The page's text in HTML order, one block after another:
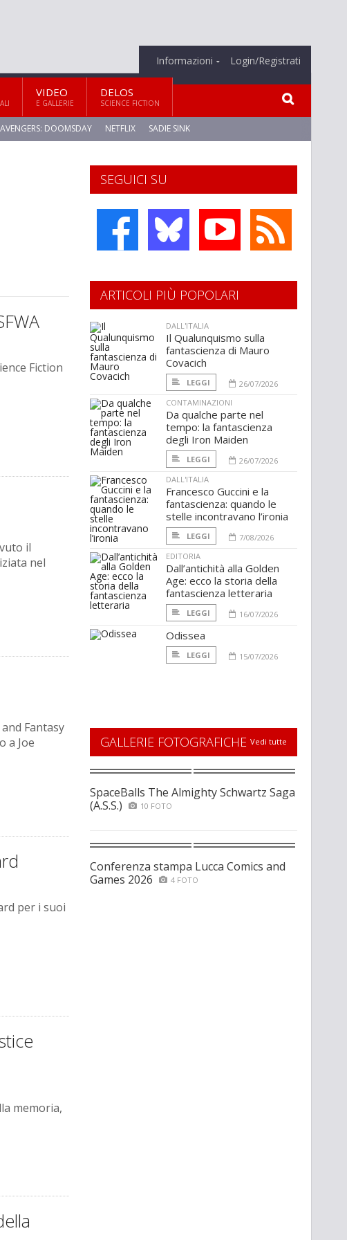
Informazioni Login/Registrati
VIDEO
E GALLERIE
DELOS
SCIENCE FICTION
AVENGERS: DOOMSDAY NETFLIX SADIE SINK
Fiction
il
nel
Fantasy
a Joe
per i suoi
memoria,
SEGUICI SU
ARTICOLI PIÙ POPOLARI
DALL'ITALIA
Il Qualunquismo sulla
fantascienza di Mauro
Covacich
LEGGI
26/07/2026
CONTAMINAZIONI
Da qualche parte nel
tempo: la fantascienza
degli Iron Maiden
LEGGI
26/07/2026
DALL'ITALIA
Francesco Guccini e la
fantascienza: quando le
stelle incontravano l’ironia
LEGGI
7/08/2026
EDITORIA
Dall’antichità alla Golden
Age: ecco la storia della
fantascienza letteraria
LEGGI 16/07/2026
Odissea
LEGGI 15/07/2026
GALLERIE FOTOGRAFICHE Vedi tutte
SpaceBalls The Almighty Schwartz Saga
(A.S.S.)
10 FOTO
Conferenza stampa Lucca Comics and
Games 2026
4 FOTO